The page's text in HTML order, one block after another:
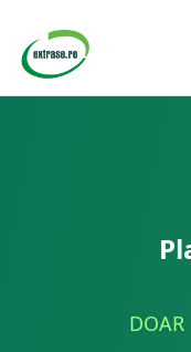
DOAR